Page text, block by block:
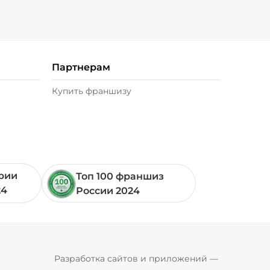
Партнерам
Купить франшизу
Топ 100 франшиз
России 2024
Разработка сайтов и приложений —